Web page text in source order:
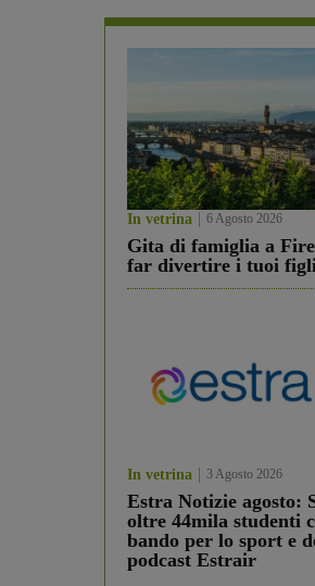
In vetrina 6 Agosto 2026
Gita di famiglia a
far divertire i tuoi
In vetrina 3 Agosto 2026
Estra Notizie agosto:
oltre 44mila studenti
bando per lo sport e
podcast Estrair